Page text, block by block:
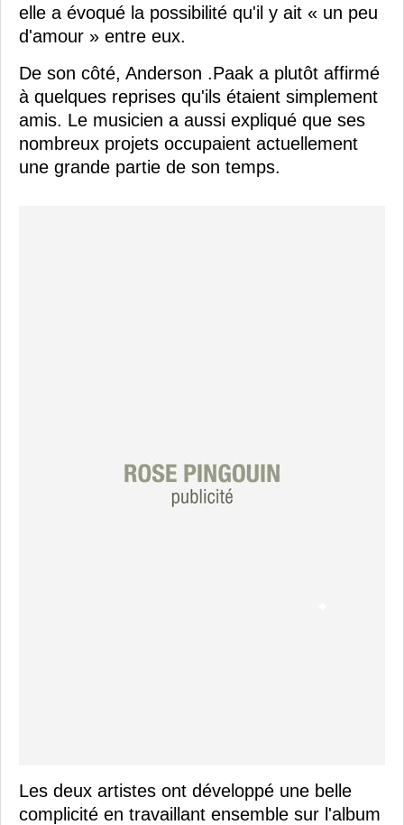
elle a évoqué la possibilité qu'il y ait « un peu
d'amour » entre eux.
De son côté, Anderson .Paak a plutôt affirmé
à quelques reprises qu'ils étaient simplement
amis. Le musicien a aussi expliqué que ses
nombreux projets occupaient actuellement
une grande partie de son temps.
Les deux artistes ont développé une belle
complicité en travaillant ensemble sur l'album